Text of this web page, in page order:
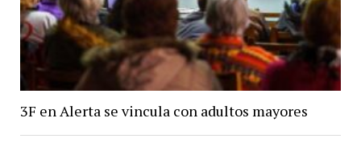
3F en Alerta se vincula con adultos mayores